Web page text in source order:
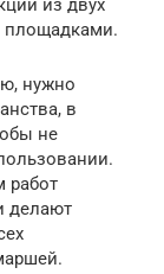
из двух
площадками.
нужно
в
не
работ
делают